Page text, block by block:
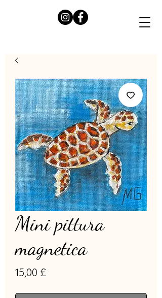
Mini pittura
magnetica
15,00 £Prezzo